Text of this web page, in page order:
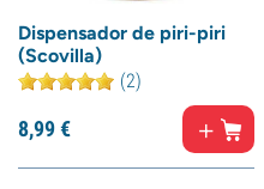
Dispensador de piri-piri
(Scovilla)
(2)
8,99€